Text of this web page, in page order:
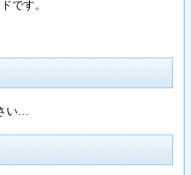
です。
い…